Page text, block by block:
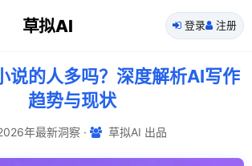
草拟AI 登录 注册
说的人多吗？深度解析AI写作
趋势与现状
年最新洞察 · 草拟AI 出品